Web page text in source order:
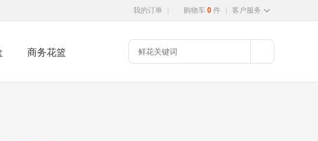
我的订单 购物车 0 件 客户服务
商务花篮